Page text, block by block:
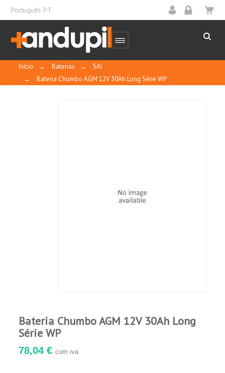
Português PT
Início → Baterias →
SAI
→
Bateria Chumbo AGM 12V 30Ah Long Série WP
Bateria Chumbo AGM 12V 30Ah Long
Série WP
78,04 € com iva